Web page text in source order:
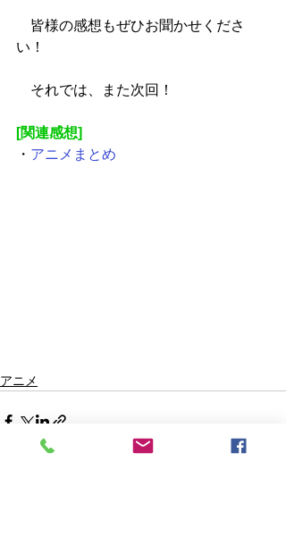
皆様の感想もぜひお聞かせくださ
い！
それでは、また次回！
[関連感想]
・ アニメまとめ
アニメ